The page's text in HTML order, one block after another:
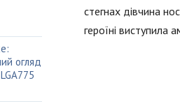
стегнах дівчина
героїні виступила
огляд